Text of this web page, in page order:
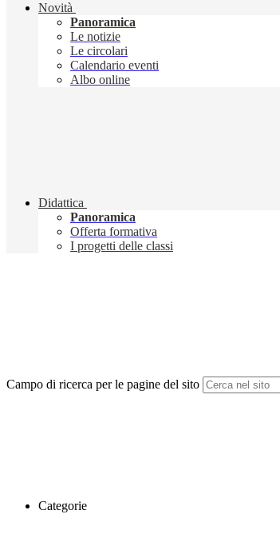
Novità
Panoramica
Le notizie
Le circolari
Calendario eventi
Albo online
Didattica
Panoramica
Offerta formativa
I progetti delle classi
Campo di ricerca per le pagine del sito
Categorie